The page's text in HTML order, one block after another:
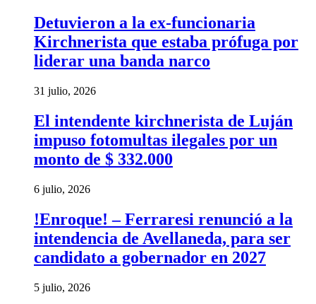
Detuvieron a la ex-funcionaria
Kirchnerista que estaba prófuga por
liderar una banda narco
31 julio, 2026
El intendente kirchnerista de Luján
impuso fotomultas ilegales por un
monto de $ 332.000
6 julio, 2026
!Enroque! – Ferraresi renunció a la
intendencia de Avellaneda, para ser
candidato a gobernador en 2027
5 julio, 2026